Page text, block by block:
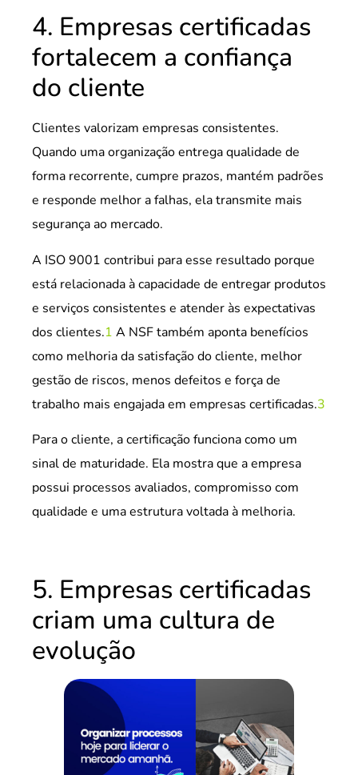
4. Empresas certificadas
fortalecem a confiança
do cliente
Clientes valorizam empresas consistentes.
Quando uma organização entrega qualidade de
forma recorrente, cumpre prazos, mantém padrões
e responde melhor a falhas, ela transmite mais
segurança ao mercado.
A ISO 9001 contribui para esse resultado porque
está relacionada à capacidade de entregar produtos
e serviços consistentes e atender às expectativas
dos clientes.1 A NSF também aponta benefícios
como melhoria da satisfação do cliente, melhor
gestão de riscos, menos defeitos e força de
trabalho mais engajada em empresas certificadas.3
Para o cliente, a certificação funciona como um
sinal de maturidade. Ela mostra que a empresa
possui processos avaliados, compromisso com
qualidade e uma estrutura voltada à melhoria.
5. Empresas certificadas
criam uma cultura de
evolução